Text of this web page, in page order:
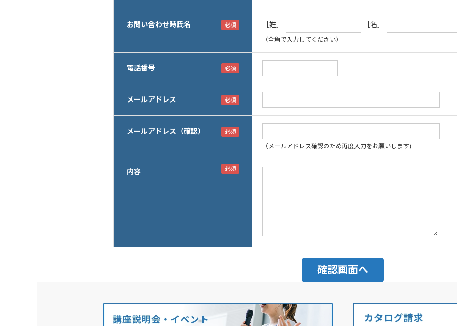
お問い合わせ時氏名 ［姓］ ［名］
（全角で入力してください）
電話番号
メールアドレス
メールアドレス（確認）
（メールアドレス確認のため再度入力をお願いします)
内容